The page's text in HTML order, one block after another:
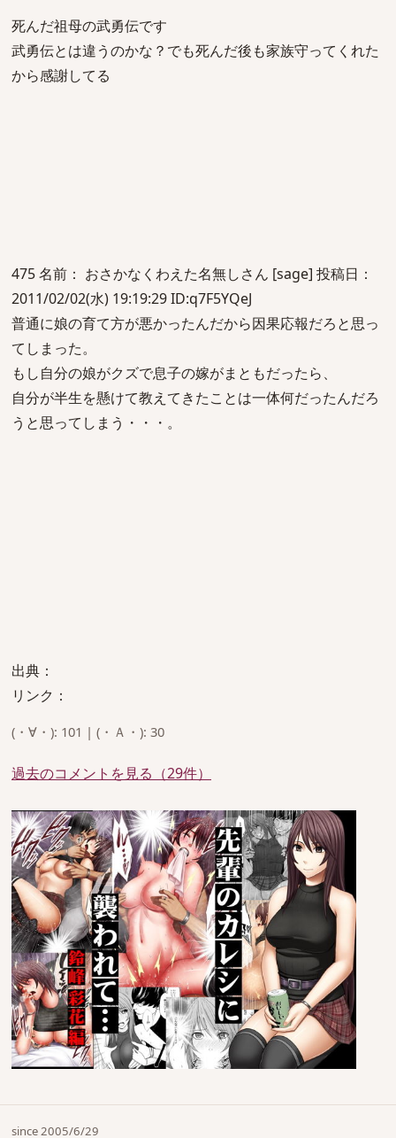
死んだ祖母の武勇伝です
武勇伝とは違うのかな？でも死んだ後も家族守ってくれた
から感謝してる
475 名前： おさかなくわえた名無しさん [sage] 投稿日：
2011/02/02(水) 19:19:29 ID:q7F5YQeJ
普通に娘の育て方が悪かったんだから因果応報だろと思っ
てしまった。
もし自分の娘がクズで息子の嫁がまともだったら、
自分が半生を懸けて教えてきたことは一体何だったんだろ
うと思ってしまう・・・。
出典：
リンク：
(・∀・): 101 | (・Ａ・): 30
過去のコメントを見る（29件）
since 2005/6/29